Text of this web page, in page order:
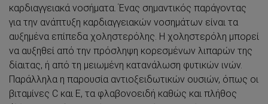
καρδιαγγειακά νοσήματα. Ένας σημαντικός παράγοντας
για την ανάπτυξη καρδιαγγειακών νοσημάτων είναι τα
αυξημένα επίπεδα χοληστερόλης. Η χοληστερόλη μπορεί
να αυξηθεί από την πρόσληψη κορεσμένων λιπαρών της
δίαιτας, ή από τη μειωμένη κατανάλωση φυτικών ινών.
Παράλληλα η παρουσία αντιοξειδωτικών ουσιών, όπως οι
βιταμίνες C και Ε, τα φλαβονοειδή καθώς και πλήθος